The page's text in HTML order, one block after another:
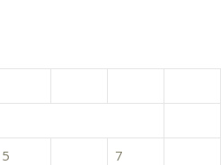
5 7